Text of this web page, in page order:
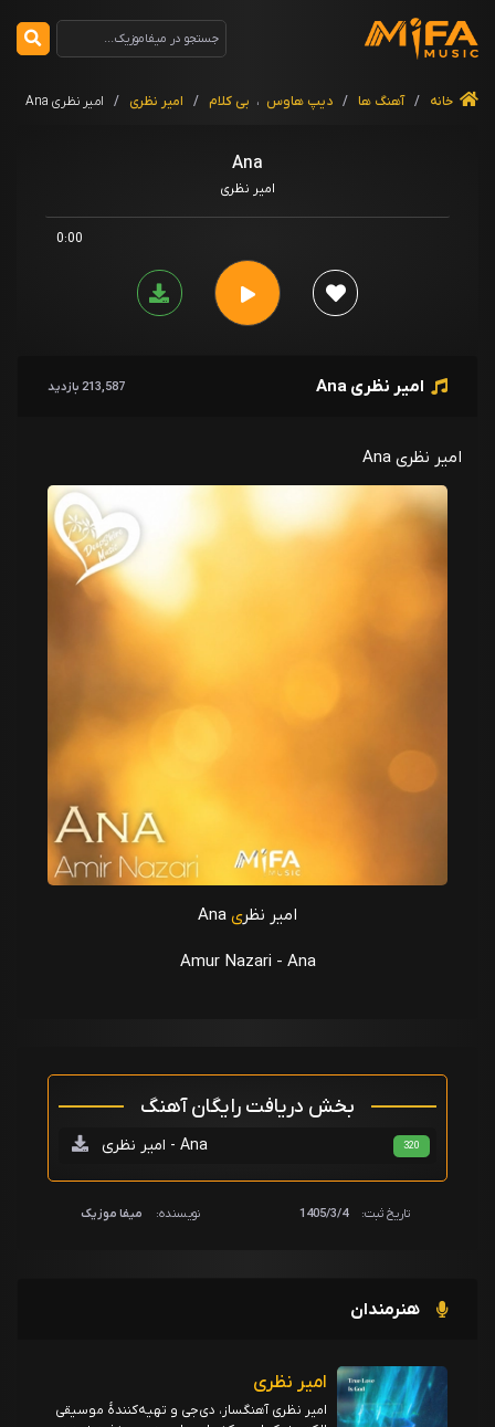
خانه / آهنگ ها / دیپ هاوس ، بی کلام / امیر نظری / امیر نظری Ana
Ana
امیر نظری
0:00
امیر نظری Ana 213,587 بازدید
امیر نظری Ana
امیر نظری
Amur Nazari - Ana
بخش دریافت رایگان آهنگ
امیر نظری - Ana 320
تاریخ ثبت: 1405/3/4 نویسنده: میفا موزیک
هنرمندان
امیر نظری
امیر نظری آهنگساز، دی‌جی و تهیه‌کنندهٔ موسیقی